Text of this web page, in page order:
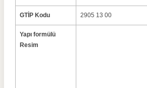
GTİP Kodu 2905 13 00
Yapı formülü
Resim